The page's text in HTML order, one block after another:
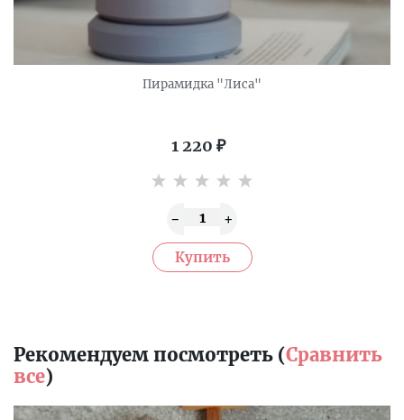
Пирамидка "Лиса"
1 220 ₽
Рекомендуем посмотреть (Сравнить
все)